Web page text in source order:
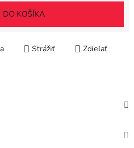
DO KOŠÍKA
Strážiť Zdieľať